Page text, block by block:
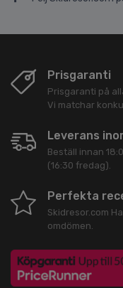
Prisgaranti
Prisgaranti på
Vi matchar
Leverans
Beställ innan
(16:30 fredag).
Perfekta
Skidresor.com
omdömen.